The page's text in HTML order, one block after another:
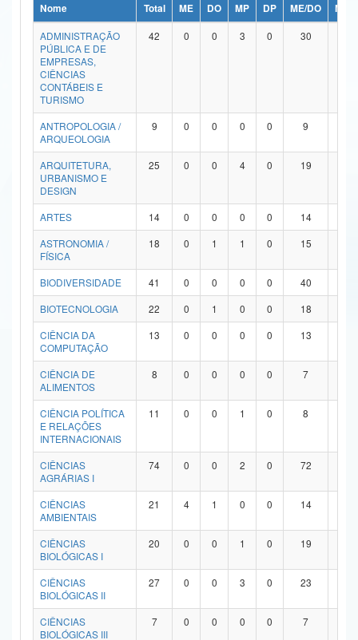
Ministério da Ciência, Tecnologia, Inovações e Comunicações
Ministério do Meio Ambiente
Ministério do Turismo
Ministério do Desenvolvimento Regional
Controladoria-Geral da União
Ministério da Mulher, da Família e dos Direitos Humanos
Secretaria de Governo
Advocacia-Geral da União
Banco Central do Brasil
Nome Total ME DO MP DP ME/DO
MP/
ADMINISTRAÇÃO
PÚBLICA E DE
EMPRESAS,
CIÊNCIAS
CONTÁBEIS E
TURISMO
42 0 0 3 0 30
ANTROPOLOGIA /
ARQUEOLOGIA
9 0 0 0 0 9
ARQUITETURA,
URBANISMO E
DESIGN
25 0 0 4 0 19
ARTES 14 0 0 0 0 14
ASTRONOMIA /
FÍSICA
18 0 1 1 0 15
BIODIVERSIDADE 41 0 0 0 0 40
BIOTECNOLOGIA
22 0 1 0 0 18
CIÊNCIA DA
COMPUTAÇÃO
13 0 0 0 0 13
CIÊNCIA DE
ALIMENTOS
8 0 0 0 0 7
CIÊNCIA POLÍTICA
E RELAÇÕES
INTERNACIONAIS
11 0 0 1 0 8
CIÊNCIAS
AGRÁRIAS I
74 0 0 2 0 72
CIÊNCIAS
AMBIENTAIS
21 4 1 0 0 14
CIÊNCIAS
BIOLÓGICAS I
20 0 0 1 0 19
CIÊNCIAS
BIOLÓGICAS II
27 0 0 3 0 23
CIÊNCIAS
BIOLÓGICAS III
7 0 0 0 0 7